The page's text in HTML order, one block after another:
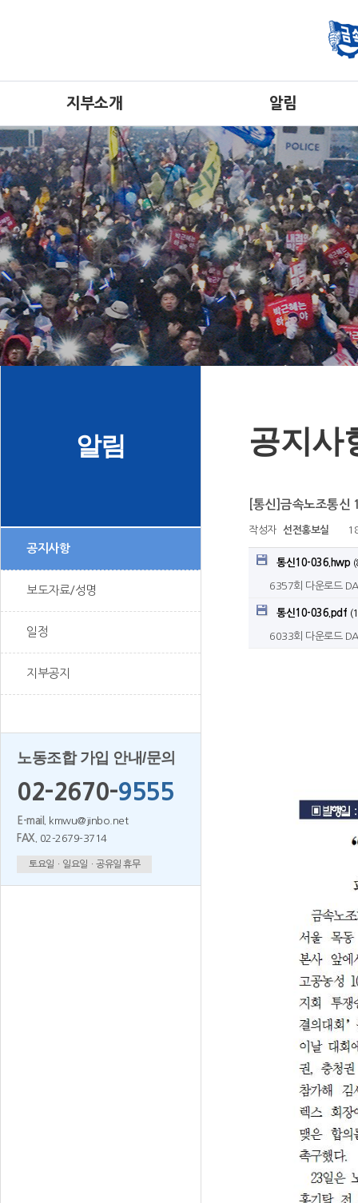
지부소개 알림
알림
공지사항
보도자료/성명
일정
지부공지
노동조합 가입 안내/문의
02-2670-9555
E-mail.
kmwu@jinbo.net
FAX.
02-2679-3714
토요일ㆍ일요일ㆍ공유일 휴무
공지사
[통신]금속노조통신
작성자 선전홍보실
통신10-036.hwp
6357회 다운로드
통신10-036.pdf
6033회 다운로드